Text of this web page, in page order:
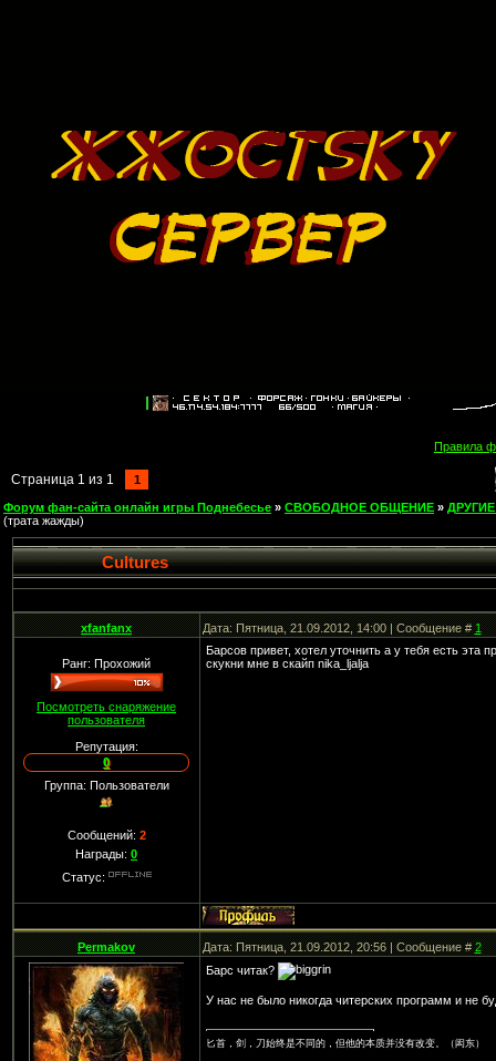
Правила
Страница 1 из 1 1
Форум фан-сайта онлайн игры Поднебесье » СВОБОДНОЕ ОБЩЕНИЕ »
(трата жажды)
Cultures
xfanfanx Дата: Пятница, 21.09.2012, 14:00 | Сообщение #1
Ранг: Прохожий
Посмотреть снаряжение
пользователя
Репутация:
0
Группа: Пользователи
Сообщений: 2
Награды: 0
Статус:
Барсов привет, хотел уточнить а у тебя есть эта
скукни мне в скайп nika_ljalja
Permakov Дата: Пятница, 21.09.2012, 20:56 | Сообщение #2
Барс читак?
У нас не было никогда читерских программ и не
匕首，剑，刀始终是不同的，但他的本质并没有改变。（闳东）